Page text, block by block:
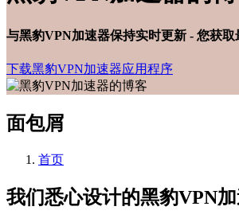
与黑豹VPN加速器保持实时更新 - 您获
下载黑豹VPN加速器应用程序
面包屑
首页
我们悉心设计的黑豹VPN